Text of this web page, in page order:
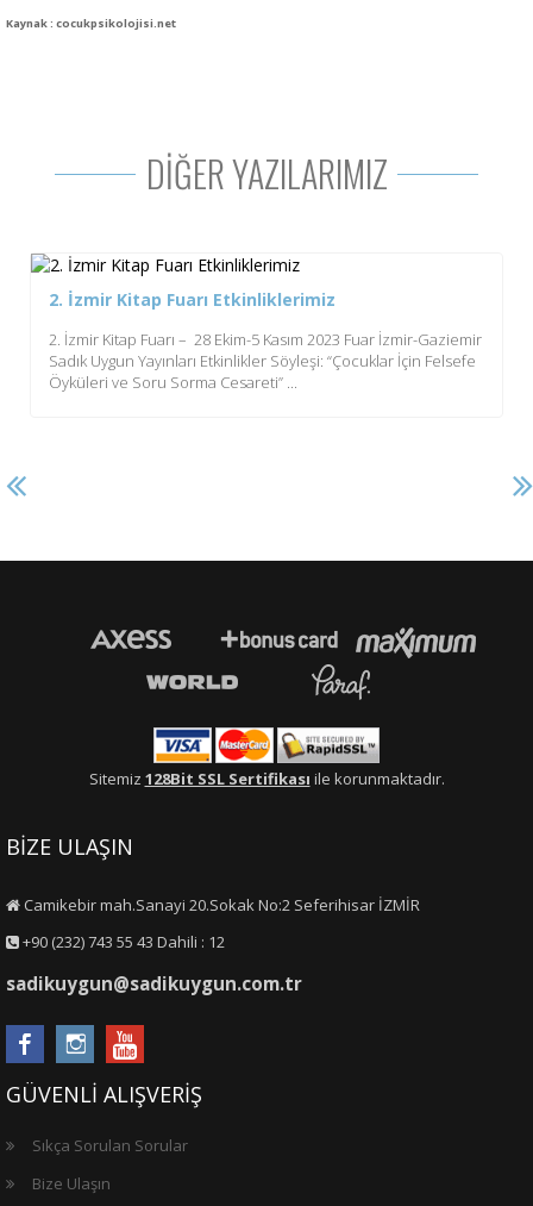
Kaynak : cocukpsikolojisi.net
DİĞER YAZILARIMIZ
2. İzmir Kitap Fuarı Etkinliklerimiz
2. İzmir Kitap Fuarı – 28 Ekim-5 Kasım 2023 Fuar İzmir-Gaziemir
Sadık Uygun Yayınları Etkinlikler Söyleşi: “Çocuklar İçin Felsefe
Öyküleri ve Soru Sorma Cesareti” ...
Sitemiz 128Bit SSL Sertifikası ile korunmaktadır.
BİZE ULAŞIN
Camikebir mah.Sanayi 20.Sokak No:2 Seferihisar İZMİR
+90 (232) 743 55 43 Dahili : 12
sadikuygun@sadikuygun.com.tr
GÜVENLİ ALIŞVERİŞ
Sıkça Sorulan Sorular
Bize Ulaşın